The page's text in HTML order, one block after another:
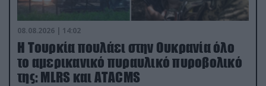
08.08.2026 | 14:02
Η Τουρκία πουλάει στην Ουκρανία όλο
το αμερικανικό πυραυλικό πυροβολικό
της: MLRS και ΑΤΑCMS